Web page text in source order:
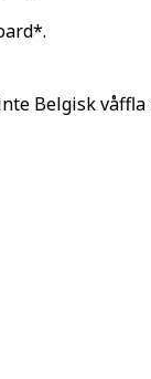
Belgisk